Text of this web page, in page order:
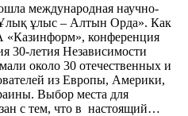
международная научно-
ұлыс – Алтын Орда». Как
«Казинформ», конференция
30-летия Независимости
около 30 отечественных и
из Европы, Америки,
Выбор места для
с тем, что в настоящий…